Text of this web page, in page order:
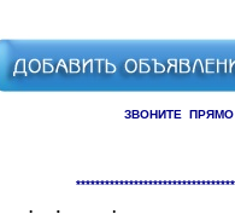
ЗВОНИТЕ